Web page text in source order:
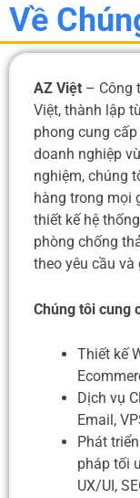
Về
AZ Việt – Công
Việt, thành lập
phong cung
doanh nghiệp
nghiệm, chúng
hàng trong mọi
thiết kế hệ
phòng chống
theo yêu cầu và
Chúng tôi cung
Thiết kế
Dịch vụ
Email,
Phát
pháp tối
UX/UI,